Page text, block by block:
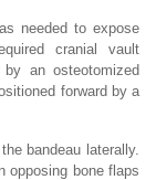
needed to expose
cranial vault
by an osteotomized
forward by a
bandeau laterally.
opposing bone flaps